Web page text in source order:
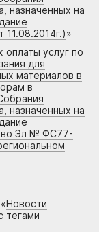
назначенных на
»
оплаты услуг по
для
материалов в
в
назначенных на
во Эл № ФС77-
Новости
тегами